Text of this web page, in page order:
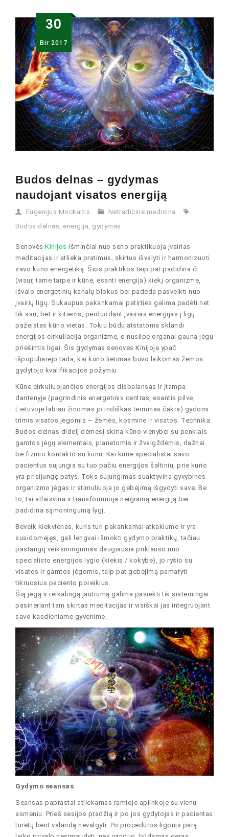
30
Bir 2017
Budos delnas – gydymas
naudojant visatos energiją
Eugenijus Mockaitis
Netradicinė medicina
Budos delnas energija gydymas
Senovės Kinijos išminčiai nuo seno praktikuoja įvairias
meditacijas ir atlieka pratimus, skirtus išvalyti ir harmonizuoti
savo kūno energetiką. Šios praktikos taip pat padidina či
(visur, tame tarpe ir kūne, esanti energija) kiekį organizme,
išvalo energetinių kanalų blokus bei padeda pasveikti nuo
įvairių ligų. Sukaupus pakankamai patirties galima padėti net
tik sau, bet ir kitiems, perduodant įvairias energijas į ligų
pažeistas kūno vietas. Tokiu būdu atstatoma sklandi
energijos cirkuliacija organizme, o nusilpę organai gauna jėgų
priešintis ligai. Šis gydymas senovės Kinijoje ypač
išpopuliarėjo tada, kai kūno lietimas buvo laikomas žemos
gydytojo kvalifikacijos požymiu.
Kūne cirkuliuojančios energijos disbalansas ir įtampa
dantenyje (pagrindinis energetinis centras, esantis pilve,
Lietuvoje labiau žinomas jo indiškas terminas čakra) gydomi
trimis visatos jėgomis – žemės, kosmine ir visatos. Technika
Budos delnas didelį dėmesį skiria kūno vienybei su penkiais
gamtos jėgų elementais, planetomis ir žvaigždėmis, dažnai
be fizinio kontakto su kūnu. Kai kurie specialistai savo
pacientus sujungia su tuo pačiu energijos šaltiniu, prie kurio
yra prisijungę patys. Toks sujungimas suaktyvina gyvybines
organizmo jėgas ir stimuliuoja jo gebėjimą išgydyti save. Be
to, tai atlaisvina ir transformuoja neigiamą energiją bei
padidina sąmoningumą lygį.
Beveik kiekvienas, kuris turi pakankamai atkaklumo ir yra
susidomėjęs, gali lengvai išmokti gydymo praktikų, tačiau
pastangų veiksmingumas daugiausia priklauso nuo
specialisto energijos lygio (kiekis / kokybė), jo ryšio su
visatos ir gamtos jėgomis, taip pat gebėjimą pamatyti
tikruosius paciento poreikius.
Šią jėgą ir reikalingą jautrumą galima pasiekti tik sistemingai
pasineriant tam skirtas meditacijas ir visiškai jas integruojant
savo kasdieniame gyvenime.
Gydymo seansas
Seansas paprastai atliekamas ramioje aplinkoje su vienu
asmeniu. Prieš sesijos pradžią ir po jos gydytojas ir pacientas
turėtų bent valandą nevalgyti. Po procedūros ligonis parą